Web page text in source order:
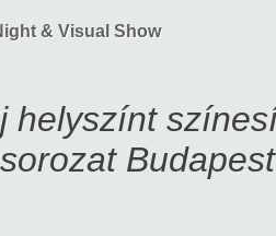
& Visual Show
helyszínt